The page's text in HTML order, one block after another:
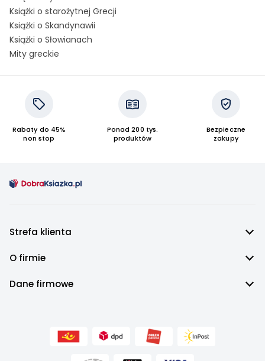
Książki o starożytnej Grecji
Książki o Skandynawii
Książki o Słowianach
Mity greckie
Rabaty do 45%
non stop
Ponad 200 tys.
produktów
Bezpieczne
zakupy
Strefa klienta
O firmie
Dane firmowe